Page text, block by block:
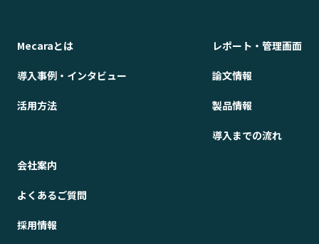
Mecaraとは
導入事例・インタビュー
活用方法
レポート・管理画面
論文情報
製品情報
導入までの流れ
会社案内
よくあるご質問
採用情報